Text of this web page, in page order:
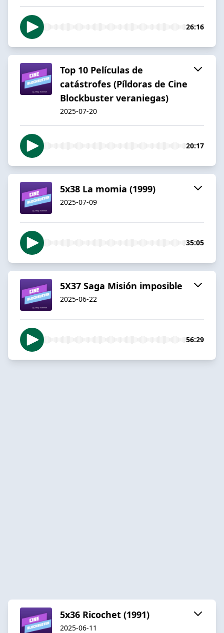
26:16
Top 10 Películas de
catástrofes (Píldoras de Cine
Blockbuster veraniegas)
2025-07-20
20:17
5x38 La momia (1999)
2025-07-09
35:05
5X37 Saga Misión imposible
2025-06-22
56:29
5x36 Ricochet (1991)
2025-06-11